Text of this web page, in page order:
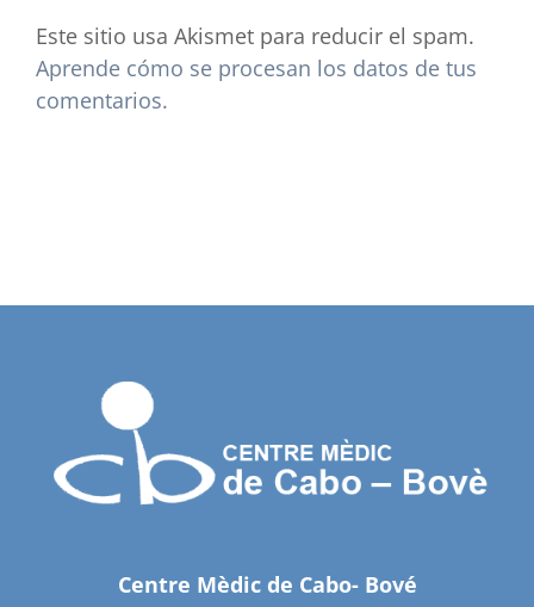
Este sitio usa Akismet para reducir el spam.
Aprende cómo se procesan los datos de tus
comentarios.
Centre Mèdic de Cabo- Bové